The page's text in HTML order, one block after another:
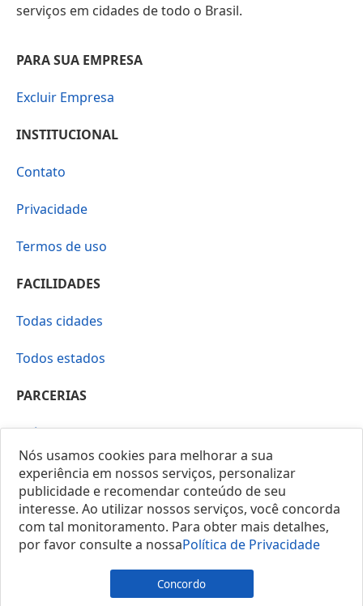
serviços em cidades de todo o Brasil.
PARA SUA EMPRESA
Excluir Empresa
INSTITUCIONAL
Contato
Privacidade
Termos de uso
FACILIDADES
Todas cidades
Todos estados
PARCERIAS
Saúde e Bem-Estar
Vera Mirallia Cerimonialista
© 2025 Locais do Brasil
Nós usamos cookies para melhorar a sua
experiência em nossos serviços, personalizar
publicidade e recomendar conteúdo de seu
interesse. Ao utilizar nossos serviços, você concorda
com tal monitoramento. Para obter mais detalhes,
por favor consulte a nossaPolítica de Privacidade
Concordo